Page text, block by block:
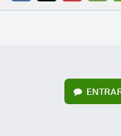
FACEBOOK
TWITTERFLIPBOARD
E-